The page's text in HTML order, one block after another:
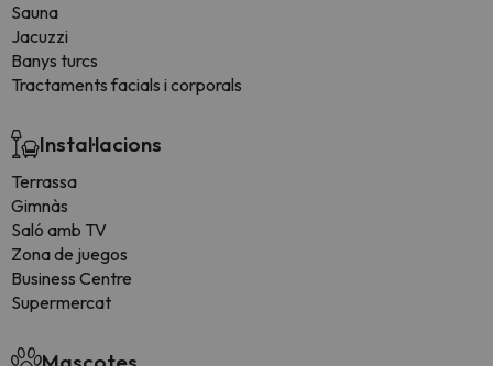
Sauna
Jacuzzi
Banys turcs
Tractaments facials i corporals
Instal·lacions
Terrassa
Gimnàs
Saló amb TV
Zona de juegos
Business Centre
Supermercat